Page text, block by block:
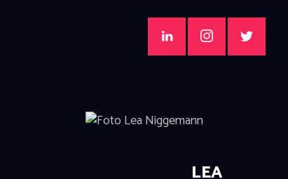
LEA